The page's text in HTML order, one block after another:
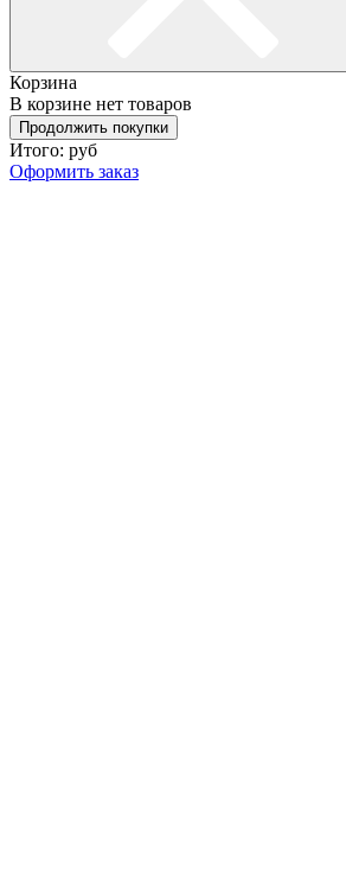
Корзина
В корзине нет товаров
Продолжить покупки
Итого: руб
Оформить заказ